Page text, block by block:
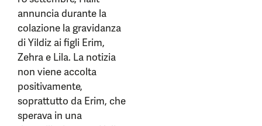
annuncia durante la
colazione la gravidanza
di Yildiz ai figli Erim,
Zehra e Lila. La notizia
non viene accolta
positivamente,
soprattutto da Erim, che
sperava in una